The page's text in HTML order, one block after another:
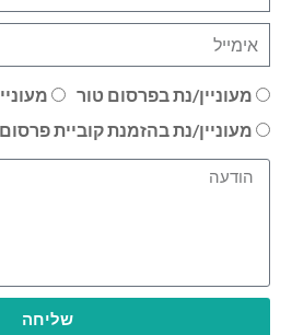
מעוניין/נת בפרסום טור
מעוניין/נת בהזמנת קוביית פרסום
שליחה